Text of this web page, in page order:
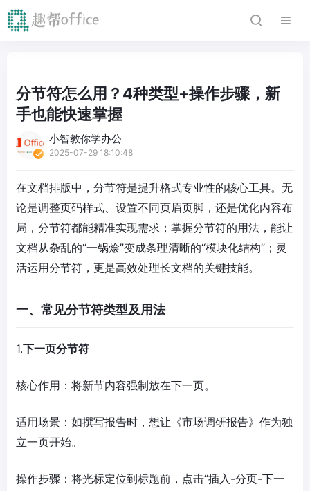
分节符怎么用？4种类型+操作步骤，新
手也能快速掌握
小智教你学办公
2025-07-29 18:10:48
在文档排版中，分节符是提升格式专业性的核心工具。无
论是调整页码样式、设置不同页眉页脚，还是优化内容布
局，分节符都能精准实现需求；掌握分节符的用法，能让
文档从杂乱的“一锅烩”变成条理清晰的“模块化结构”；灵
活运用分节符，更是高效处理长文档的关键技能。
一、常见分节符类型及用法
1.下一页分节符
核心作用：将新节内容强制放在下一页。
适用场景：如撰写报告时，想让《市场调研报告》作为独
立一页开始。
操作步骤：将光标定位到标题前，点击“插入-分页-下一